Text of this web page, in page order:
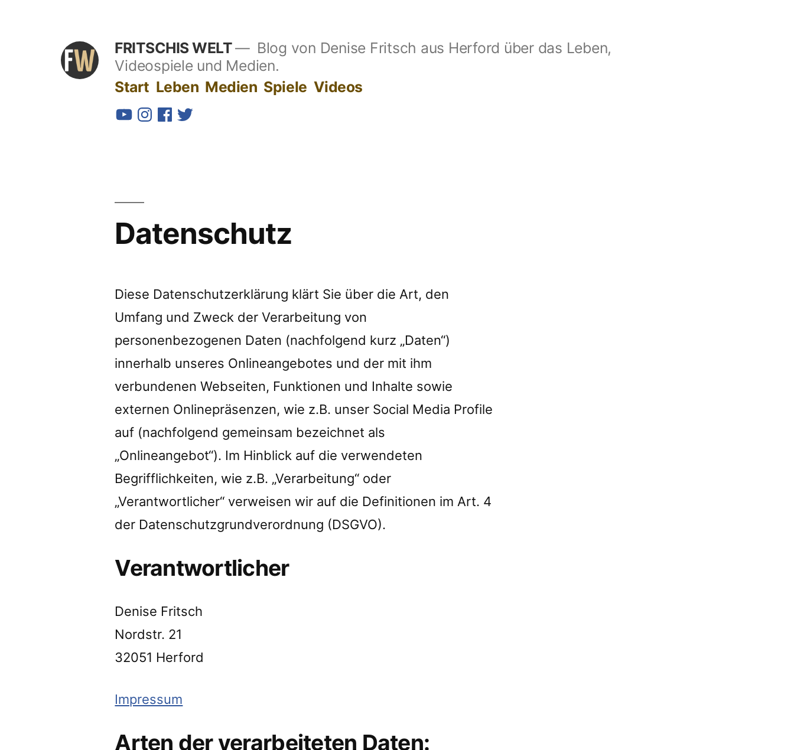
FRITSCHIS WELT
Blog von Denise Fritsch aus Herford über das Leben,
Videospiele und Medien.
Start Leben Medien Spiele Videos
YouTube
Instagram
Facebook
Twitter
Datenschutz
Diese Datenschutzerklärung klärt Sie über die Art, den
Umfang und Zweck der Verarbeitung von
personenbezogenen Daten (nachfolgend kurz „Daten“)
innerhalb unseres Onlineangebotes und der mit ihm
verbundenen Webseiten, Funktionen und Inhalte sowie
externen Onlinepräsenzen, wie z.B. unser Social Media Profile
auf (nachfolgend gemeinsam bezeichnet als
„Onlineangebot“). Im Hinblick auf die verwendeten
Begrifflichkeiten, wie z.B. „Verarbeitung“ oder
„Verantwortlicher“ verweisen wir auf die Definitionen im Art. 4
der Datenschutzgrundverordnung (DSGVO).
Verantwortlicher
Denise Fritsch
Nordstr. 21
32051 Herford
Impressum
Arten der verarbeiteten Daten: